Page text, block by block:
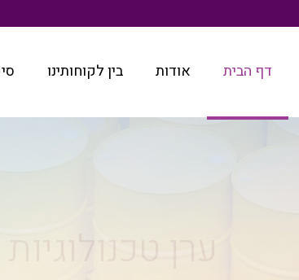
דף הבית אודות בין לקוחותינו
שיפור ביצועי